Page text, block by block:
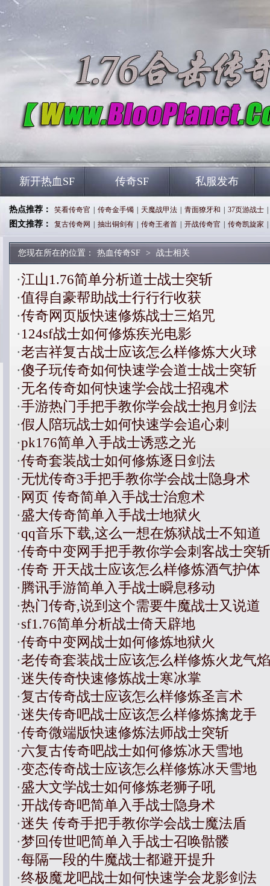
新开热血SF 传奇SF 私服发布
热点推荐： 笑看传奇官 传奇金手镯 天魔战甲法 青面獠牙和 37页游战士
图文推荐： 复古传奇网 抽出铜剑有 传奇王者首 开战传奇官 传奇凯旋家
您现在所在的位置： 热血传奇SF > 战士相关
·江山1.76简单分析道士战士突斩
·值得自豪帮助战士行行行收获
·传奇网页版快速修炼战士三焰咒
·124sf战士如何修炼疾光电影
·老吉祥复古战士应该怎么样修炼大火球
·傻子玩传奇如何快速学会道士战士突斩
·无名传奇如何快速学会战士招魂术
·手游热门手把手教你学会战士抱月剑法
·假人陪玩战士如何快速学会追心刺
·pk176简单入手战士诱惑之光
·传奇套装战士如何修炼逐日剑法
·无忧传奇3手把手教你学会战士隐身术
·网页 传奇简单入手战士治愈术
·盛大传奇简单入手战士地狱火
·qq音乐下载,这么一想在炼狱战士不知道
·传奇中变网手把手教你学会刺客战士突斩
·传奇 开天战士应该怎么样修炼酒气护体
·腾讯手游简单入手战士瞬息移动
·热门传奇,说到这个需要牛魔战士又说道
·sf1.76简单分析战士倚天辟地
·传奇中变网战士如何修炼地狱火
·老传奇套装战士应该怎么样修炼火龙气焰
·迷失传奇快速修炼战士寒冰掌
·复古传奇战士应该怎么样修炼圣言术
·迷失传奇吧战士应该怎么样修炼擒龙手
·传奇微端版快速修炼法师战士突斩
·六复古传奇吧战士如何修炼冰天雪地
·变态传奇战士应该怎么样修炼冰天雪地
·盛大文学战士如何修炼老狮子吼
·开战传奇吧简单入手战士隐身术
·迷失 传奇手把手教你学会战士魔法盾
·梦回传世吧简单入手战士召唤骷髅
·每隔一段的牛魔战士都避开提升
·终极魔龙吧战士如何快速学会龙影剑法